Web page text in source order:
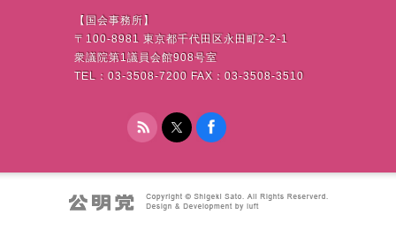
【国会事務所】
〒 100-8981 東京都千代田区永田町2-2-1
衆議院第1議員会館908号室
TEL ： 03-3508-7200 FAX ： 03-3508-3510